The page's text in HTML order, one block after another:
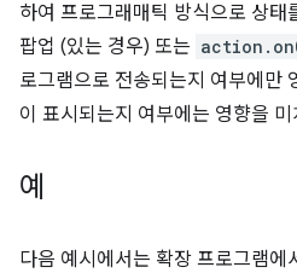
하여 프로그래매틱 방식으로 상태
팝업 (있는 경우) 또는
로그램으로 전송되는지 여부에만
이 표시되는지 여부에는 영향을
예
다음 예시에서는 확장 프로그램에